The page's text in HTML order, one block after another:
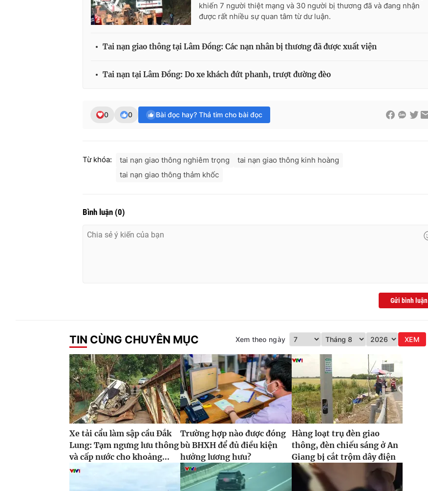
khiến 7 người thiệt mạng và 30 người bị thương đã và đang nhận
được rất nhiều sự quan tâm từ dư luận.
Tai nạn giao thông tại Lâm Đồng: Các nạn nhân bị thương đã được xuất viện
Tai nạn tại Lâm Đồng: Do xe khách đứt phanh, trượt đường đèo
0 0 Bài đọc hay? Thả tim cho bài đọc
Từ khóa: tai nạn giao thông nghiêm trọng
tai nạn giao thông kinh hoàng
tai nạn giao thông thảm khốc
Bình luận (0)
Gửi bình luận
TIN CÙNG CHUYÊN MỤC Xem theo ngày XEM
Xe tải cẩu làm sập cầu Đắk
Lung: Tạm ngưng lưu thông
và cấp nước cho khoảng...
Trường hợp nào được đóng
bù BHXH để đủ điều kiện
hưởng lương hưu?
Hàng loạt trụ đèn giao
thông, đèn chiếu sáng ở An
Giang bị cắt trộm dây điện